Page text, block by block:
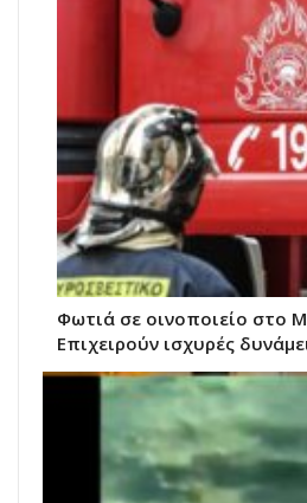
Φωτιά σε οινοποιείο στο
Επιχειρούν ισχυρές